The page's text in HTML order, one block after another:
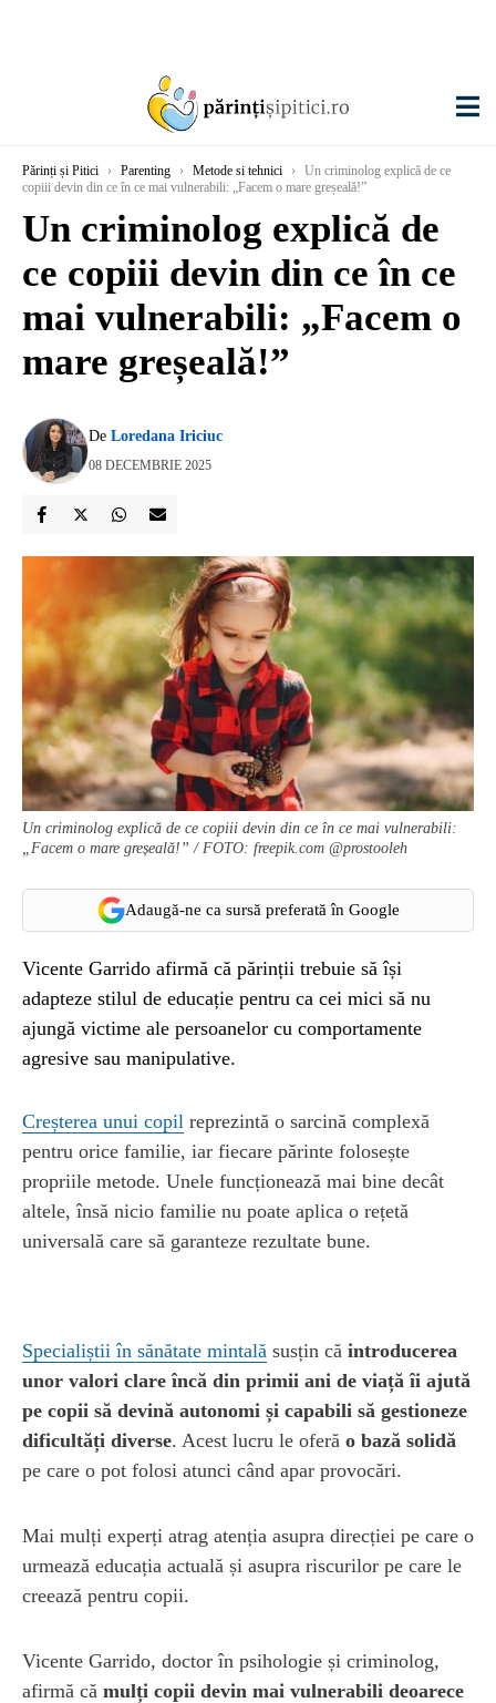
Părinți și Pitici › Parenting › Metode si tehnici ›
Un criminolog explică de ce
copiii devin din ce în ce mai vulnerabili: „Facem o mare greșeală!”
Un criminolog explică de
ce copiii devin din ce în ce
mai vulnerabili: „Facem o
mare greșeală!”
De Loredana Iriciuc
08 DECEMBRIE 2025
Un criminolog explică de ce copiii devin din ce în ce mai vulnerabili:
„Facem o mare greșeală!” / FOTO: freepik.com @prostooleh
Adaugă-ne ca sursă preferată în Google
Vicente Garrido afirmă că părinții trebuie să își
adapteze stilul de educație pentru ca cei mici să nu
ajungă victime ale persoanelor cu comportamente
agresive sau manipulative.
Creșterea unui copil reprezintă o sarcină complexă
pentru orice familie, iar fiecare părinte folosește
propriile metode. Unele funcționează mai bine decât
altele, însă nicio familie nu poate aplica o rețetă
universală care să garanteze rezultate bune.
Specialiștii în sănătate mintală susțin că introducerea
unor valori clare încă din primii ani de viață îi ajută
pe copii să devină autonomi și capabili să gestioneze
dificultăți diverse. Acest lucru le oferă o bază solidă
pe care o pot folosi atunci când apar provocări.
Mai mulți experți atrag atenția asupra direcției pe care o
urmează educația actuală și asupra riscurilor pe care le
creează pentru copii.
Vicente Garrido, doctor în psihologie și criminolog,
afirmă că mulți copii devin mai vulnerabili deoarece